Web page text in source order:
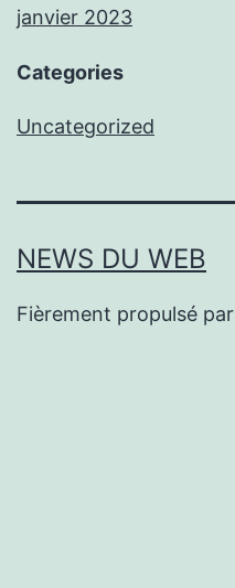
janvier 2023
Categories
Uncategorized
NEWS DU WEB
Fièrement propulsé par